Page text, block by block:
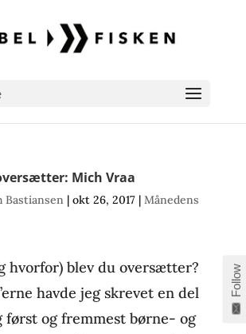
Mich Vraa
Bastiansen| okt 26, 2017| Månedens
hvorfor) blev du oversætter?
havde jeg skrevet en del
først og fremmest børne- og
Follow